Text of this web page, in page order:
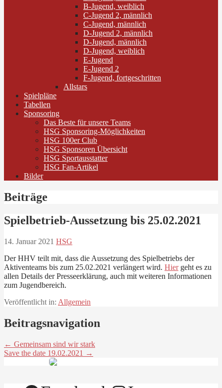
B-Jugend, weiblich
C-Jugend 2, männlich
C-Jugend, männlich
D-Jugend 2, männlich
D-Jugend, männlich
D-Jugend, weiblich
E-Jugend
E-Jugend 2
F-Jugend, fortgeschritten
Allstars
Spielpläne
Tabellen
Sponsoring
Das Beste für unsere Teams
HSG Sponsoring-Möglichkeiten
HSG 100er Club
HSG Sponsoren Übersicht
HSG Sportausstatter
HSG Fan-Artikel
Bilder
Beiträge
Spielbetrieb-Aussetzung bis 25.02.2021
14. Januar 2021 HSG
Der HHV teilt mit, dass die Aussetzung des Spielbetriebs der
Aktiventeams bis zum 25.02.2021 verlängert wird. Hiergeht es zu
allen Details der Presseerklärung, auch mit weiteren Informationen
zum Jugendbereich.
Veröffentlicht in: Allgemein
Beitragsnavigation
← Gemeinsam sind wir stark
Save the date 19.02.2021 →